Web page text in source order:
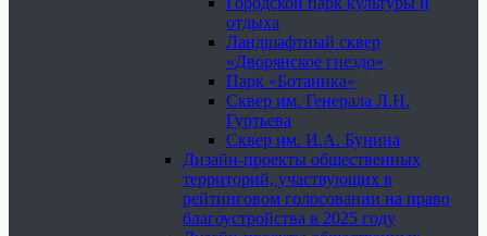
отдыха
Ландшафтный сквер
«Дворянское гнездо»
Парк «Ботаника»
Сквер им. Генерала Л.Н.
Гуртьева
Сквер им. И.А. Бунина
Дизайн-проекты общественных
территорий, участвующих в
рейтинговом голосовании на право
благоустройства в 2025 году